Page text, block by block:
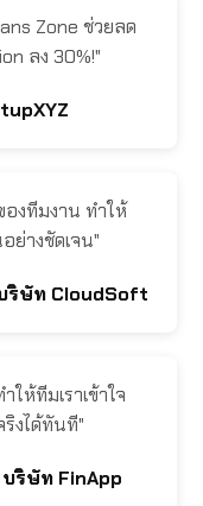
Zone ช่วยลด
ลง 30%!"
งทีมงาน ทำให้
ย่างชัดเจน"
ริษัท CloudSoft
ห้ทีมเราเข้าใจ
งได้ทันที"
ริษัท FinApp